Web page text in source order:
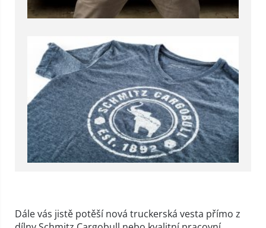
Dále vás jistě potěší nová truckerská vesta přímo z